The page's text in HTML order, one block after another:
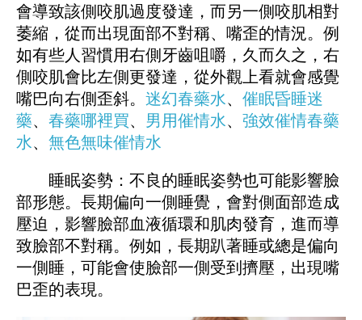
會導致該側咬肌過度發達，而另一側咬肌相對
萎縮，從而出現面部不對稱、嘴歪的情況。例
如有些人習慣用右側牙齒咀嚼，久而久之，右
側咬肌會比左側更發達，從外觀上看就會感覺
嘴巴向右側歪斜。 迷幻春藥水、 催眠昏睡迷
藥、 春藥哪裡買、 男用催情水、 強效催情春藥
水、 無色無味催情水
睡眠姿勢：不良的睡眠姿勢也可能影響臉
部形態。長期偏向一側睡覺，會對側面部造成
壓迫，影響臉部血液循環和肌肉發育，進而導
致臉部不對稱。例如，長期趴著睡或總是偏向
一側睡，可能會使臉部一側受到擠壓，出現嘴
巴歪的表現。